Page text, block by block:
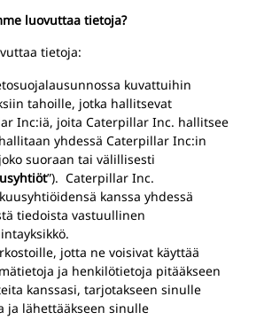
luovuttaa tietoja?
tietoja:
kuvattuihin
tahoille, jotka hallitsevat
Inc:iä, joita Caterpillar Inc. hallitsee
yhdessä Caterpillar Inc:in
suoraan tai välillisesti
”). Caterpillar Inc.
kanssa yhdessä
tiedoista vastuullinen
jotta ne voisivat käyttää
ja henkilötietoja pitääkseen
kanssasi, tarjotakseen sinulle
ja lähettääkseen sinulle